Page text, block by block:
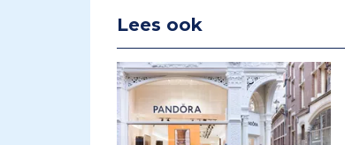
Lees ook